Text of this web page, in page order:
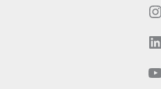
Instagram
LinkedIn
YouTube